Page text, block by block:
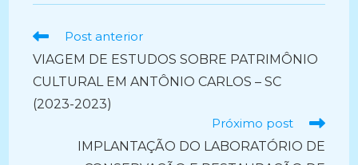
Ler
artigos
Post anterior
VIAGEM DE ESTUDOS SOBRE PATRIMÔNIO
CULTURAL EM ANTÔNIO CARLOS – SC
(2023-2023)
Próximo post
IMPLANTAÇÃO DO LABORATÓRIO DE